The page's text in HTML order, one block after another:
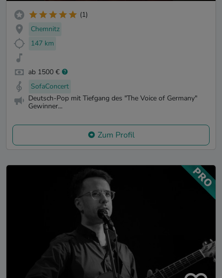
(1)
Chemnitz
147 km
ab 1500 €
SofaConcert
Deutsch-Pop mit Tiefgang des "The Voice of Germany"
Gewinner...
Zum Profil